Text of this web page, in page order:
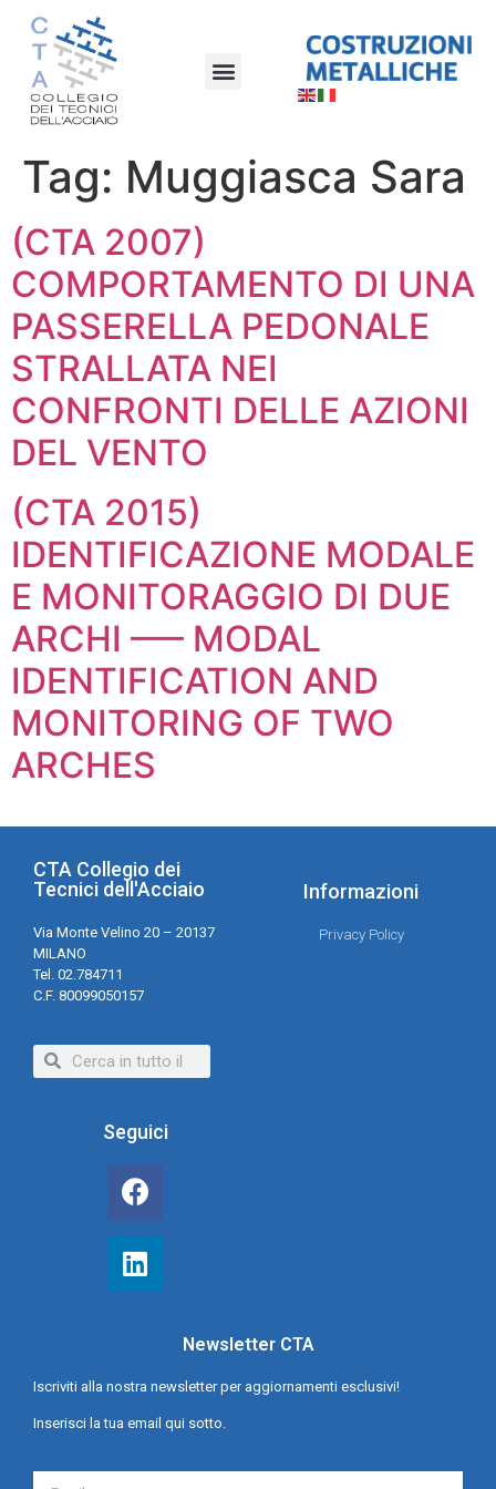
Tag: Muggiasca Sara
(CTA 2007)
COMPORTAMENTO DI UNA
PASSERELLA PEDONALE
STRALLATA NEI
CONFRONTI DELLE AZIONI
DEL VENTO
(CTA 2015)
IDENTIFICAZIONE MODALE
E MONITORAGGIO DI DUE
ARCHI —– MODAL
IDENTIFICATION AND
MONITORING OF TWO
ARCHES
CTA Collegio dei
Tecnici dell'Acciaio
Via Monte Velino 20 – 20137
MILANO
Tel. 02.784711
C.F. 80099050157
Informazioni
Privacy Policy
Seguici
Newsletter CTA
Iscriviti alla nostra newsletter per aggiornamenti esclusivi!
Inserisci la tua email qui sotto.